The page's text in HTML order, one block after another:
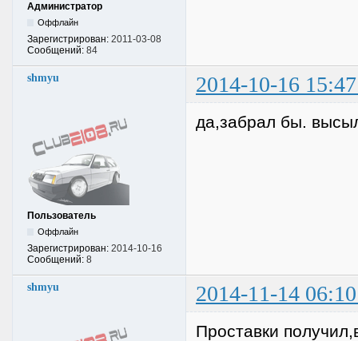
Администратор
Оффлайн
Зарегистрирован: 2011-03-08
Сообщений: 84
shmyu 2014-10-16
Пользователь
Оффлайн
Зарегистрирован: 2014-10-16
Сообщений: 8
да,забрал бы.
shmyu 2014-11-14
Проставки